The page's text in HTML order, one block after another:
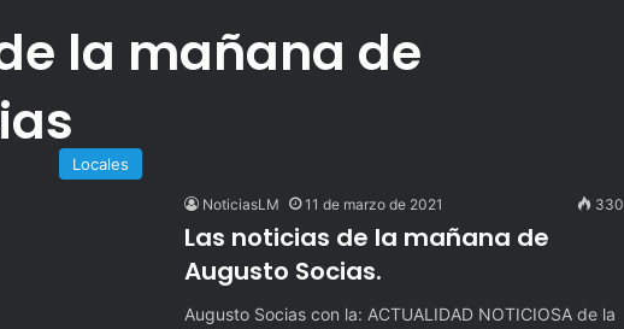
la mañana de
Locales
NoticiasLM 11 de marzo de 2021 330
Las noticias de la mañana de
Augusto Socias.
Augusto Socias con la: ACTUALIDAD NOTICIOSA de la